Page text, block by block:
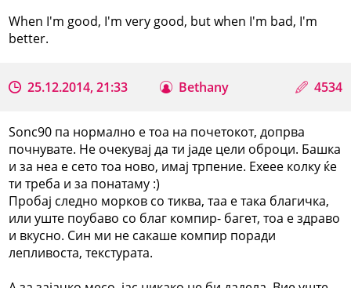
When I'm good, I'm very good, but when I'm bad, I'm
better.
25.12.2014, 21:33 Bethany 4534
Sonc90 па нормално е тоа на почетокот, допрва
почнувате. Не очекувај да ти јаде цели оброци. Башка
и за неа е сето тоа ново, имај трпение. Ехеее колку ќе
ти треба и за понатаму :)
Пробај следно морков со тиква, таа е така благичка,
или уште поубаво со благ компир- багет, тоа е здраво
и вкусно. Син ми не сакаше компир поради
лепливоста, текстурата.